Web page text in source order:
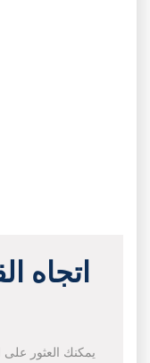
اتجاه
يمكنك العثور